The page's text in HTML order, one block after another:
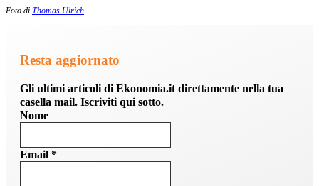
Foto di Thomas Ulrich
Resta aggiornato
Gli ultimi articoli di Ekonomia.it direttamente nella tua
casella mail. Iscriviti qui sotto.
Nome
Email *